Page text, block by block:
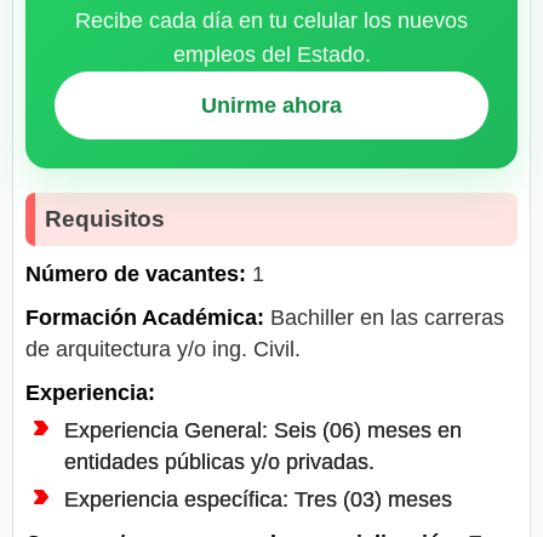
Recibe cada día en tu celular los nuevos
empleos del Estado.
Unirme ahora
Requisitos
Número de vacantes: 1
Formación Académica: Bachiller en las carreras
de arquitectura y/o ing. Civil.
Experiencia:
Experiencia General: Seis (06) meses en
entidades públicas y/o privadas.
Experiencia específica: Tres (03) meses